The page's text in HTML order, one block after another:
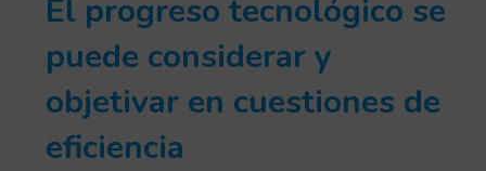
El progreso tecnológico se
puede considerar y
objetivar en cuestiones de
eficiencia